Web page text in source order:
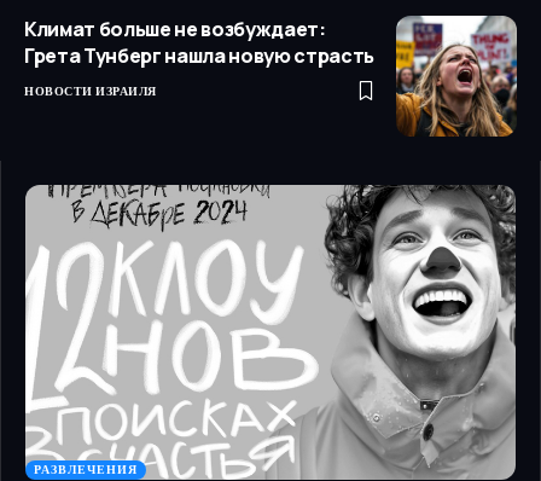
Климат больше не возбуждает:
Грета Тунберг нашла новую страсть
НОВОСТИ ИЗРАИЛЯ
РАЗВЛЕЧЕНИЯ